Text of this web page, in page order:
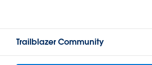
Trailblazer Community